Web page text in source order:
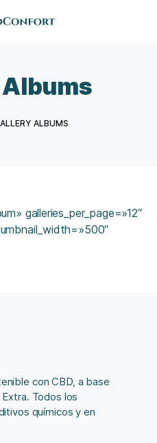
ALBUMS
galleries_per_page=»12″
con CBD, a base
Todos los
químicos y en